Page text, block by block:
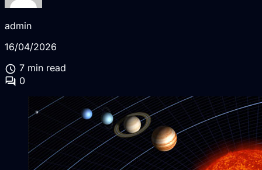
admin
16/04/2026
schedule 7 min read
forum 0